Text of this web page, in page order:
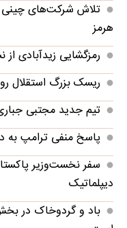
تلاش شرکت‌های چینی
هرمز
رمزگشایی زیدآبادی
ریسک بزرگ استقلال
تیم جدید مجتبی
پاسخ منفی ترامپ به
سفر نخست‌وزیر
دیپلماتیک
باد و گردوخاک در